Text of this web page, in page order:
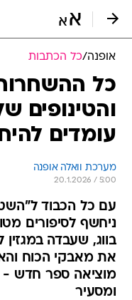
אופנה/כל הכתבות
כל
והטינופים
עומדים
מערכת וואלה אופנה
20.1.2026 / 5:00
עם כל הכבוד
ניחשף לסיפורים
בווג, שעבדה
את מאבקי הכוח
מוציאה ספר חדש -
ומסעיר